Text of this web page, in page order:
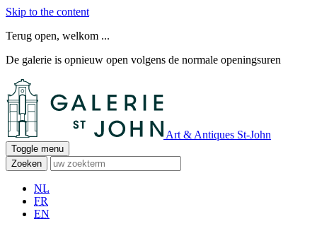
Skip to the content
Terug open, welkom ...
De galerie is opnieuw open volgens de normale openingsuren
Art & Antiques St-John
Toggle menu
Zoeken
NL
FR
EN